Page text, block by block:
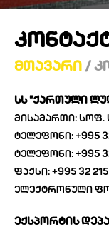
Მთავარი /
Სს "ქართული
Მისამართი: Სოფ.
Ტელეფონი: +995
Ტელეფონი: +995
Ფაქსი: +995 32
Ელექტრონული
Ექსპორტის